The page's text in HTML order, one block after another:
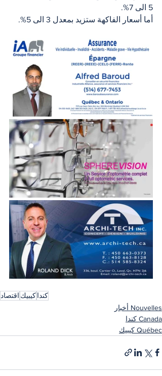
5 الى 7%.
أما أسعار الفاكهة ستزيد بمعدل 3 الى 5%.
كنداكيبيك اقتصاد
Nouvelles أخبار
Canada كندا
Québec كيبيك